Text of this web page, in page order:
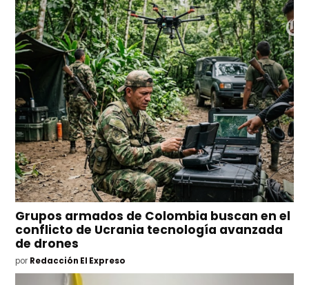
Grupos armados de Colombia buscan en el
conflicto de Ucrania tecnología avanzada
de drones
por Redacción El Expreso